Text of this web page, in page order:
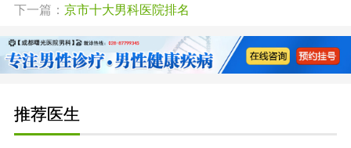
下一篇： 京市十大男科医院排名
推荐医生